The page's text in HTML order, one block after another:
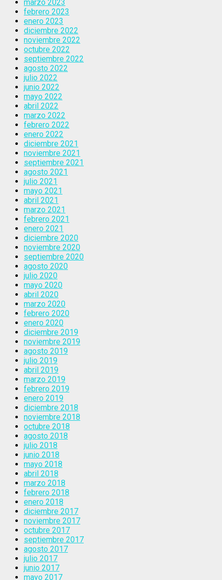
marzo 2023
febrero 2023
enero 2023
diciembre 2022
noviembre 2022
octubre 2022
septiembre 2022
agosto 2022
julio 2022
junio 2022
mayo 2022
abril 2022
marzo 2022
febrero 2022
enero 2022
diciembre 2021
noviembre 2021
septiembre 2021
agosto 2021
julio 2021
mayo 2021
abril 2021
marzo 2021
febrero 2021
enero 2021
diciembre 2020
noviembre 2020
septiembre 2020
agosto 2020
julio 2020
mayo 2020
abril 2020
marzo 2020
febrero 2020
enero 2020
diciembre 2019
noviembre 2019
agosto 2019
julio 2019
abril 2019
marzo 2019
febrero 2019
enero 2019
diciembre 2018
noviembre 2018
octubre 2018
agosto 2018
julio 2018
junio 2018
mayo 2018
abril 2018
marzo 2018
febrero 2018
enero 2018
diciembre 2017
noviembre 2017
octubre 2017
septiembre 2017
agosto 2017
julio 2017
junio 2017
mayo 2017